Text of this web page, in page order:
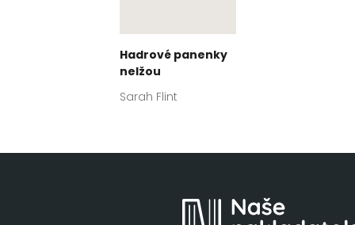
Hadrové panenky
nelžou
Sarah Flint